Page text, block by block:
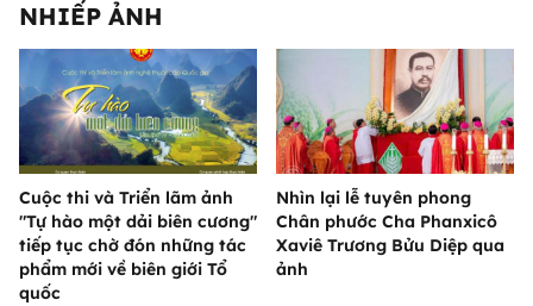
NHIẾP ẢNH
Cuộc thi và Triển lãm ảnh
"Tự hào một dải biên cương"
tiếp tục chờ đón những tác
phẩm mới về biên giới Tổ
quốc
Nhìn lại lễ tuyên phong
Chân phước Cha Phanxicô
Xaviê Trương Bửu Diệp qua
ảnh